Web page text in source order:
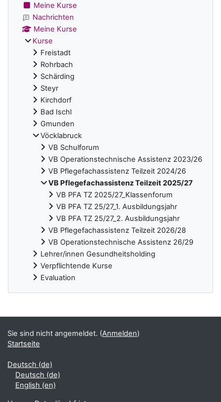
Meine Kurse
Nachrichten
Meine Kurse
Kurse
Freistadt
Rohrbach
Schärding
Steyr
Kirchdorf
Bad Ischl
Gmunden
Vöcklabruck
VB Schulforum
VB Operationstechnische Assistenz 2023/26
VB Pflegefachassistenz Teilzeit 2024/26
VB Pflegefachassistenz Teilzeit 2025/27
VB PFA TZ 2025/27_Klassenforum
VB PFA TZ 25/27_1. Ausbildungsjahr
VB PFA TZ 25/27_2. Ausbildungsjahr
VB Pflegefachassistenz Teilzeit 2026/28
VB Operationstechnische Assistenz 26/29
Lehrer/innen Gesundheitsholding
Verpflichtende Kurse
Evaluation
Ergänzungsblöcke
Sie sind nicht angemeldet. (Anmelden)
Startseite
Deutsch ‎(de)‎
Deutsch ‎(de)‎
English ‎(en)‎